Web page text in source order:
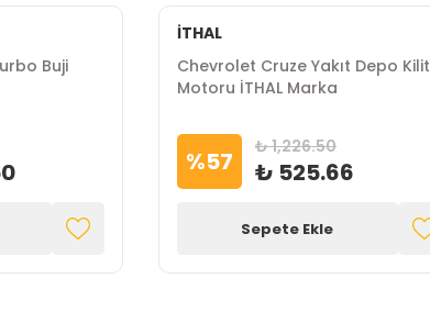
Buji
İTHAL
Chevrolet Cruze Yakıt Depo Kilit
Motoru İTHAL Marka
%57 ₺ 1,226.50
₺ 525.66
Sepete Ekle